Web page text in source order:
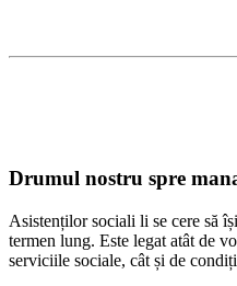
Drumul nostru spre
Asistenților sociali li se cere să
termen lung. Este legat atât de
serviciile sociale, cât și de